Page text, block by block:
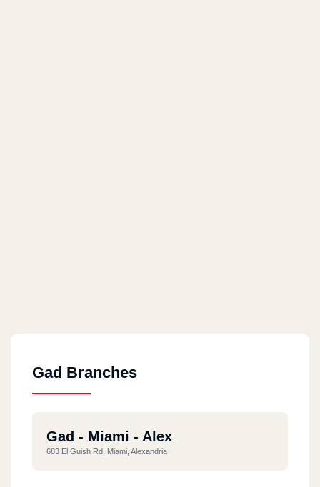
Gad Branches
Gad - Miami - Alex
683 El Guish Rd, Miami, Alexandria